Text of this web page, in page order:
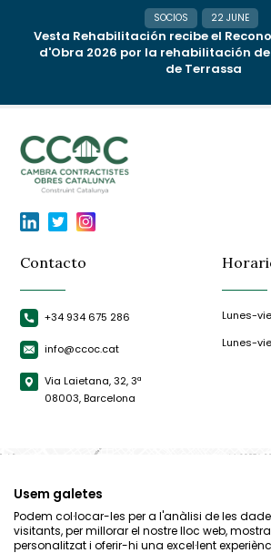
SOCIOS 22 JUNE
Vesta Rehabilitación recibe el
d'Obra 2026 por la rehabilitación
de Terrassa
Contacto
+34 934 675 286
info@ccoc.cat
Via Laietana, 32, 3ª
08003, Barcelona
Lunes-
Lunes-
Usem galetes
Podem col·locar-les per a l'anàlisi de les
visitants, per millorar el nostre lloc web,
personalitzat i oferir-hi una excel·lent